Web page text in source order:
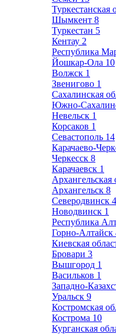
Туркестанская
Шымкент 8
Туркестан 5
Кентау 2
Республика
Йошкар-Ола 10
Волжск 1
Звенигово 1
Сахалинская
Южно-
Невельск 1
Корсаков 1
Севастополь 14
Карачаево-
Черкесск 8
Карачаевск 1
Архангельская
Архангельск 8
Северодвинск 4
Новодвинск 1
Республика
Горно-Алтайск
Киевская
Бровари 3
Вышгород 1
Васильков 1
Западно-
Уральск 9
Костромская
Кострома 10
Курганская